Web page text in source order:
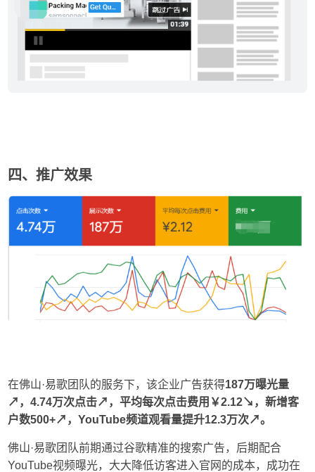
四、推广效果
在佛山·易歌团队的服务下，该企业广告获得187万曝光量
↗ ，4.74万次点击↗，平均每次点击费用￥2.12↘，新增客
户数500+↗ ，YouTube频道观看量提升12.3万次↗。
佛山·易歌团队前期通过谷歌精准的搜索广告，后期配合
YouTube视频曝光，大大降低访客进入官网的成本，成功在